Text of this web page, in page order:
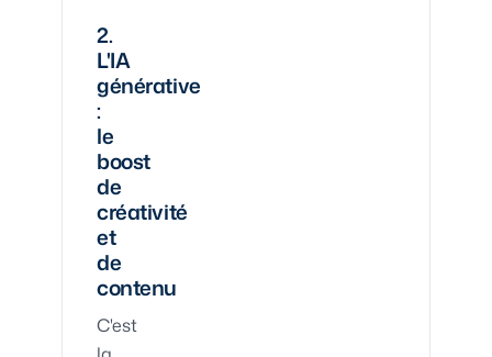
2.
L'IA
générative
:
le
boost
de
créativité
et
de
contenu
C'est